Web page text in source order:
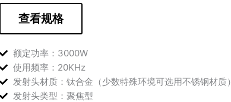
查看规格
额定功率：3000W
使用频率：20KHz
发射头材质：钛合金（少数特殊环境可选用不锈钢材质）
发射头类型：聚焦型